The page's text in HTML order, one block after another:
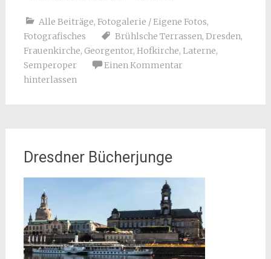
Alle Beiträge, Fotogalerie / Eigene Fotos,
Fotografisches
Brühlsche Terrassen, Dresden,
Frauenkirche, Georgentor, Hofkirche, Laterne,
Semperoper
Einen Kommentar
hinterlassen
Dresdner Bücherjunge